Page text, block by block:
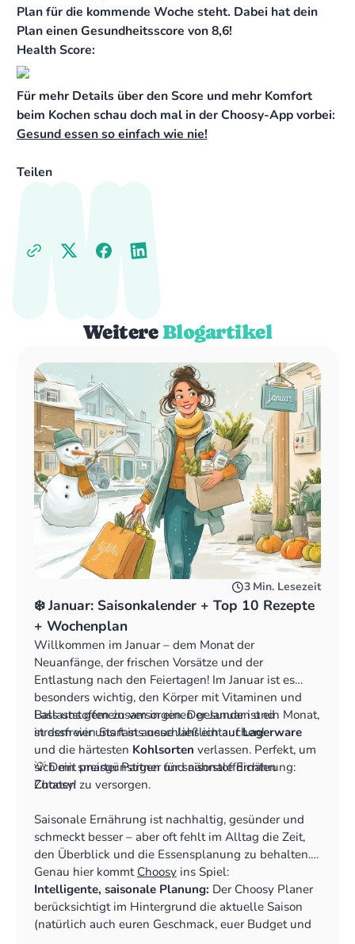
Plan für die kommende Woche steht. Dabei hat dein
Plan einen Gesundheitsscore von 8,6!
Health Score:
Für mehr Details über den Score und mehr Komfort
beim Kochen schau doch mal in der Choosy-App vorbei:
Gesund essen so einfach wie nie!
Teilen
WeitereBlogartikel
3 Min. Lesezeit
❄️ Januar: Saisonkalender + Top 10 Rezepte
+ Wochenplan
Willkommen im Januar – dem Monat der
Neuanfänge, der frischen Vorsätze und der
Entlastung nach den Feiertagen! Im Januar ist es
besonders wichtig, den Körper mit Vitaminen und
Ballaststoffen zu versorgen. Der Januar ist ein Monat,
in dem wir uns fast ausschließlich aufLagerware
und die härtesten Kohlsorten verlassen. Perfekt, um
sich mit preisgünstigen und nährstoffdichten
Zutaten zu versorgen.
Lass uns gemeinsam in einen gesunden und
stressfreien Start ins neue Jahr eintauchen!
💡 Dein smarter Partner für saisonale Ernährung:
Choosy!
Saisonale Ernährung ist nachhaltig, gesünder und
schmeckt besser – aber oft fehlt im Alltag die Zeit,
den Überblick und die Essensplanung zu behalten.
Genau hier kommt Choosyins Spiel:
Intelligente, saisonale Planung: Der Choosy Planer
berücksichtigt im Hintergrund die aktuelle Saison
(natürlich auch euren Geschmack, euer Budget und